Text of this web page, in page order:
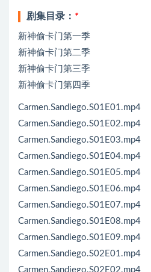
剧集目录： *
新神偷卡门第一季
新神偷卡门第二季
新神偷卡门第三季
新神偷卡门第四季
Carmen.Sandiego.S01E01.mp4
Carmen.Sandiego.S01E02.mp4
Carmen.Sandiego.S01E03.mp4
Carmen.Sandiego.S01E04.mp4
Carmen.Sandiego.S01E05.mp4
Carmen.Sandiego.S01E06.mp4
Carmen.Sandiego.S01E07.mp4
Carmen.Sandiego.S01E08.mp4
Carmen.Sandiego.S01E09.mp4
Carmen.Sandiego.S02E01.mp4
Carmen.Sandiego.S02E02.mp4